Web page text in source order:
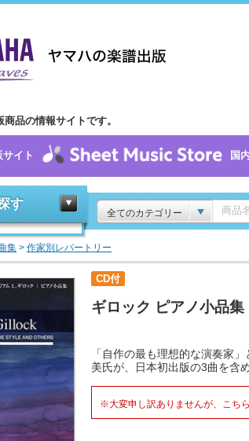
品の情報サイトです。
イト 国
す
全てのカテゴリー
集 > 作家別レパートリー
CD付
ギロック ピアノ小品集
「自作の最も理想的な演奏家
美氏が、日本初出版の3曲を含
※大変申し訳ありませんが、こち